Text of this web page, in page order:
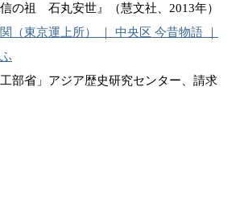
の祖 石丸安世』（慧文社、2013年）
（東京運上所） ｜ 中央区 今昔物語 ｜
部省」アジア歴史研究センター、請求